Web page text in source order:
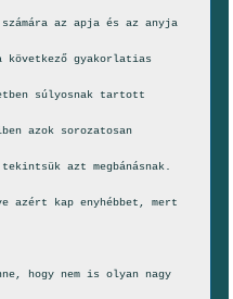
az apja és az anyja
következő gyakorlatias
súlyosnak tartott
azok sorozatosan
azt megbánásnak.
azért kap enyhébbet, mert
hogy nem is olyan nagy